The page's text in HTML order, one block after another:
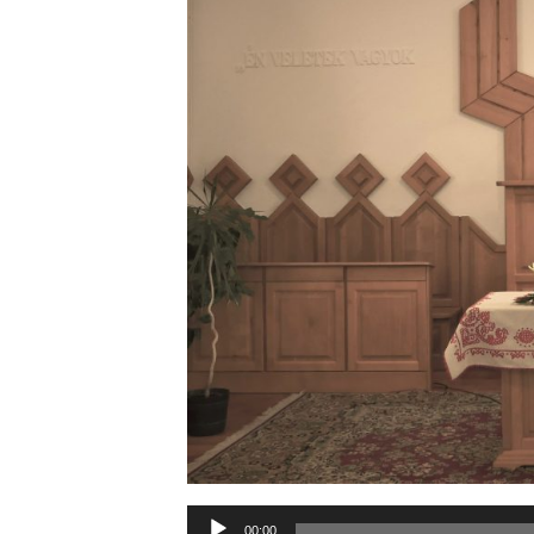
Audió
00:00